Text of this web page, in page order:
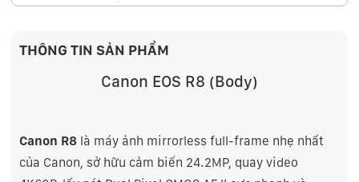
THÔNG TIN SẢN PHẨM
Canon EOS R8 (Body)
Canon R8 là máy ảnh mirrorless full-frame nhẹ nhất
của Canon, sở hữu cảm biến 24.2MP, quay video